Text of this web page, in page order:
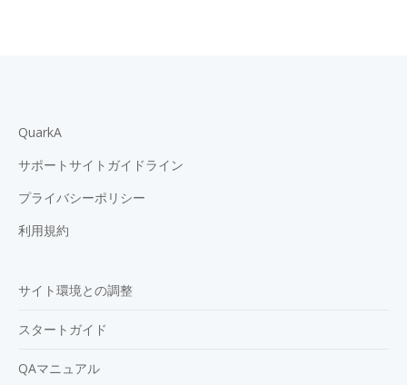
QuarkA
サポートサイトガイドライン
プライバシーポリシー
利用規約
サイト環境との調整
スタートガイド
QAマニュアル